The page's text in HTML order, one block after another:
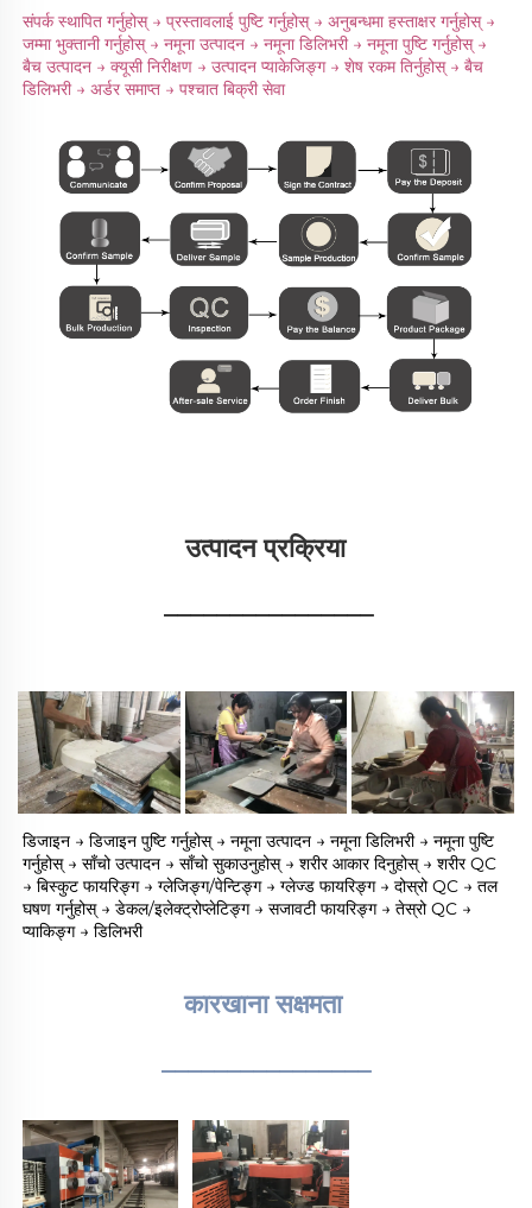
संपर्क स्थापित गर्नुहोस् → प्रस्तावलाई पुष्टि गर्नुहोस् → अनुबन्धमा हस्ताक्षर गर्नुहोस् →
जम्मा भुक्तानी गर्नुहोस् → नमूना उत्पादन → नमूना डिलिभरी → नमूना पुष्टि गर्नुहोस् →
बैच उत्पादन → क्यूसी निरीक्षण → उत्पादन प्याकेजिङ्ग → शेष रकम तिर्नुहोस् → बैच
डिलिभरी → अर्डर समाप्त → पश्चात बिक्री सेवा
उत्पादन प्रक्रिया
________________
डिजाइन → डिजाइन पुष्टि गर्नुहोस् → नमूना उत्पादन → नमूना डिलिभरी → नमूना पुष्टि
गर्नुहोस् → साँचो उत्पादन → साँचो सुकाउनुहोस् → शरीर आकार दिनुहोस् → शरीर QC
→ बिस्कुट फायरिङ्ग → ग्लेजिङ्ग/पेन्टिङ्ग → ग्लेज्ड फायरिङ्ग → दोस्रो QC → तल
घषण गर्नुहोस् → डेकल/इलेक्ट्रोप्लेटिङ्ग → सजावटी फायरिङ्ग → तेस्रो QC →
प्याकिङ्ग → डिलिभरी
कारखाना सक्षमता
________________